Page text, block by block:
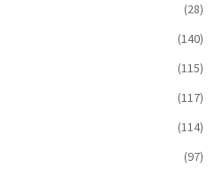
(28)
(140)
(115)
(117)
(114)
(97)